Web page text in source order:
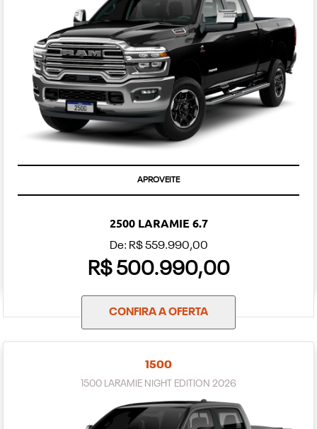
APROVEITE
2500 LARAMIE 6.7
De: R$ 559.990,00
R$ 500.990,00
CONFIRA A OFERTA
1500
1500 LARAMIE NIGHT EDITION 2026